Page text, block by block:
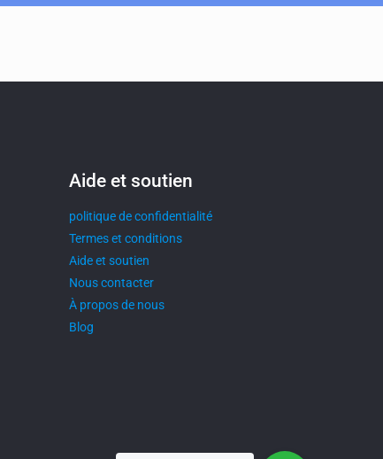
Aide et soutien
politique de confidentialité
Termes et conditions
Aide et soutien
Nous contacter
À propos de nous
Blog